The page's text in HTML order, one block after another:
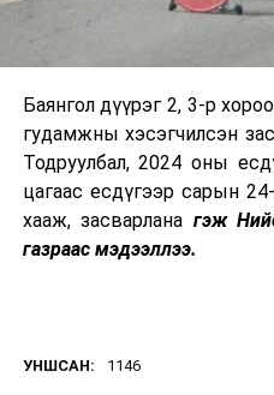
Баянгол дүүрэг 2, 3-р
гудамжны хэсэгчилсэн
Тодруулбал, 2024 оны
цагаас есдүгээр сарын
хааж, засварлана гэж
газраас мэдээллээ.
УНШСАН: 1146